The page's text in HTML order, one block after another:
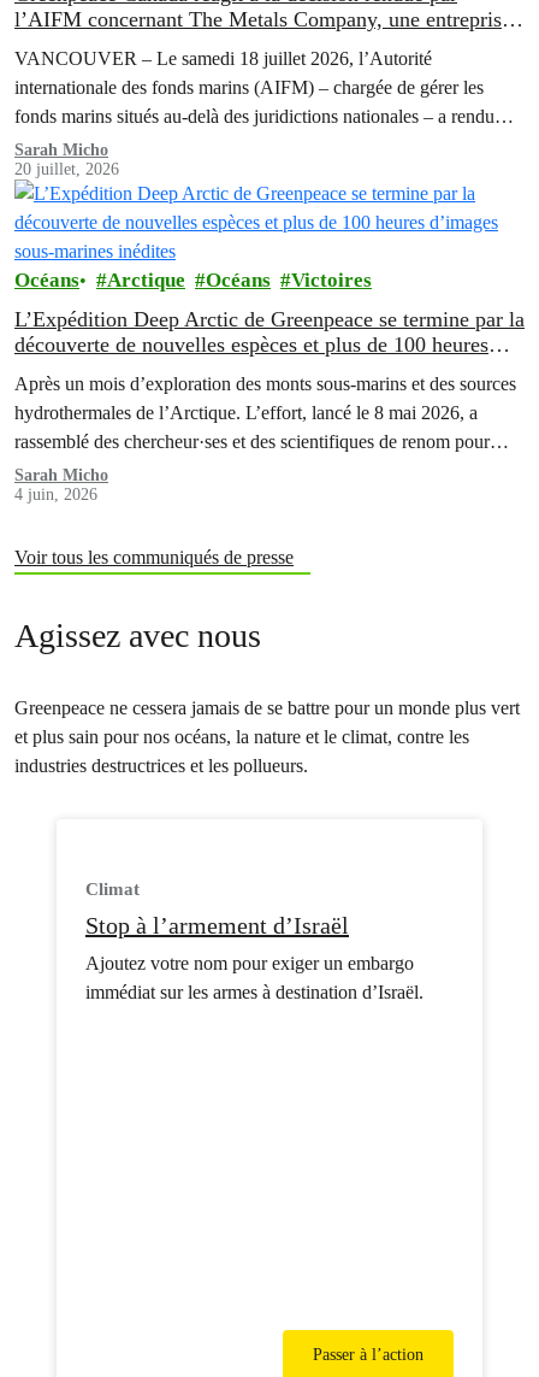
l’AIFM concernant The Metals Company, une entreprise
canadienne d’exploitation minière en eaux profondes
VANCOUVER – Le samedi 18 juillet 2026, l’Autorité
internationale des fonds marins (AIFM) – chargée de gérer les
fonds marins situés au-delà des juridictions nationales – a rendu
une décision confirmant qu’elle ne suspendrait pas son enquête sur
Nauru Ocean Resources Inc (« NORI ») et Tonga Offshore Mining
Limited (« TOML »), deux filiales de la minière canadienne The
Metals…
Sarah Micho
20 juillet, 2026
Océans Arctique Océans Victoires
L’Expédition Deep Arctic de Greenpeace se termine par la
découverte de nouvelles espèces et plus de 100 heures
d’images sous-marines inédites
Après un mois d’exploration des monts sous-marins et des sources
hydrothermales de l’Arctique. L’effort, lancé le 8 mai 2026, a
rassemblé des chercheur·ses et des scientifiques de renom pour
explorer les écosystèmes des grands fonds marins à des
profondeurs allant jusqu’à 3 000 mètres.
Sarah Micho
4 juin, 2026
Voir tous les communiqués de presse
Agissez avec nous
Greenpeace ne cessera jamais de se battre pour un monde plus vert
et plus sain pour nos océans, la nature et le climat, contre les
industries destructrices et les pollueurs.
Climat
Stop à l’armement d’Israël
Ajoutez votre nom pour exiger un embargo
immédiat sur les armes à destination d’Israël.
Passer à l’action